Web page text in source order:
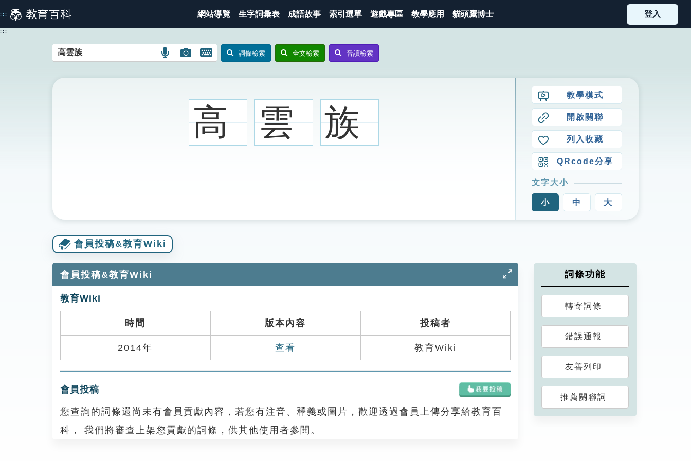
到
主
::: 網站導覽 生字詞彙表 成語故事 索引選單 遊戲專區 教學應用 貓頭鷹博士 登入
:::
語
搜
圖
搜
圖
開
鍵
圖
示
詞條檢索 全文檢索 音讀檢索
高 雲 族
教學模式
開啟關聯
列入收藏
QRcode分享
文字大小
小 中 大
會員投稿&教育Wiki
會員投稿&教育Wiki
教育Wiki
時間 版本內容 投稿者
2014年 查看 教育Wiki
會員投稿
您查詢的詞條還尚未有會員貢獻內容，若您有注音、釋義或圖片，歡迎透過會員上傳分享給教育百
科， 我們將審查上架您貢獻的詞條，供其他使用者參閱。
詞條功能
轉寄詞條
錯誤通報
友善列印
推薦關聯詞